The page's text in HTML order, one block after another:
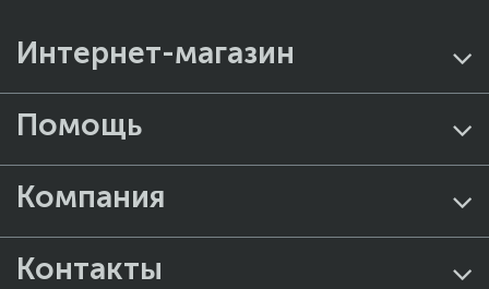
Интернет-магазин
Помощь
Компания
Контакты